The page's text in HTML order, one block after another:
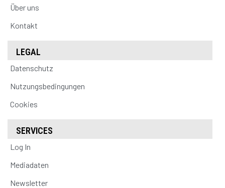
Über uns
Kontakt
LEGAL
Datenschutz
Nutzungsbedingungen
Cookies
SERVICES
Log In
Mediadaten
Newsletter